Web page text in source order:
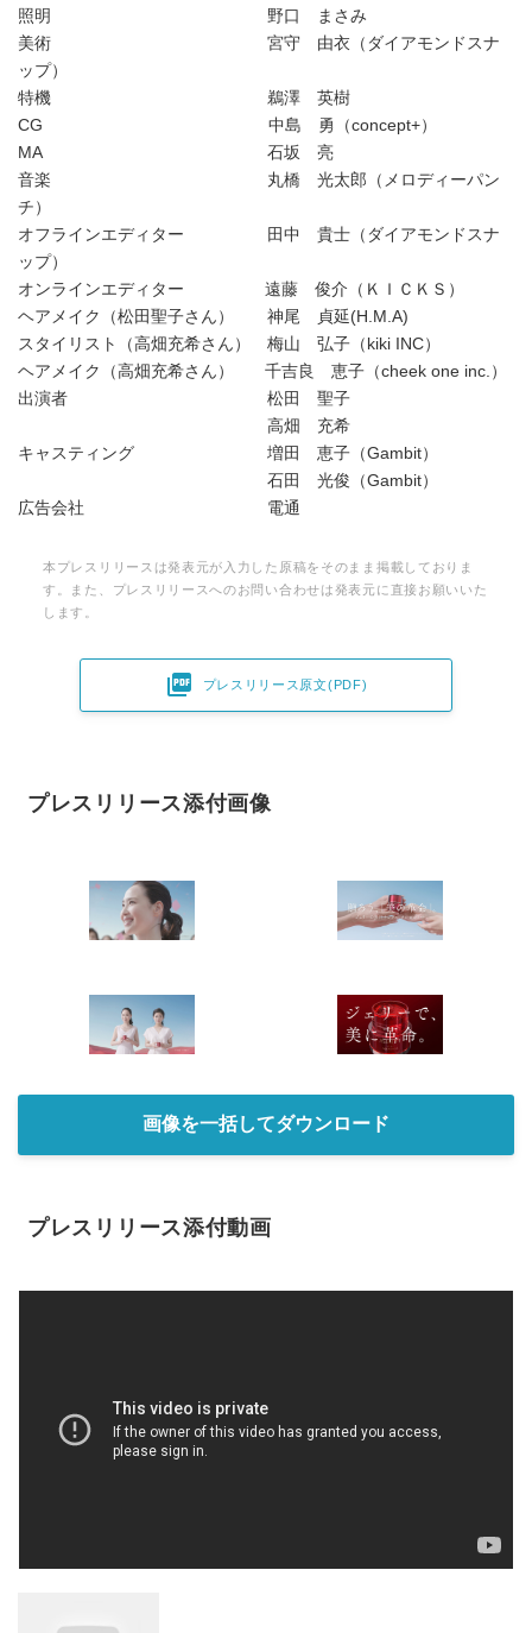
照明 野口 まさみ
美術 宮守 由衣（ダイアモンドスナ
ップ）
特機 鵜澤 英樹
CG 中島 勇（concept+）
MA 石坂 亮
音楽 丸橋 光太郎（メロディーパン
チ）
オフラインエディター 田中 貴士（ダイアモンドスナ
ップ）
オンラインエディター 遠藤 俊介（ＫＩＣＫＳ）
ヘアメイク（松田聖子さん） 神尾 貞延(H.M.A)
スタイリスト（高畑充希さん） 梅山 弘子（kiki INC）
ヘアメイク（高畑充希さん） 千吉良 恵子（cheek one inc.）
出演者 松田 聖子
高畑 充希
キャスティング 増田 恵子（Gambit）
石田 光俊（Gambit）
広告会社 電通
本プレスリリースは発表元が入力した原稿をそのまま掲載しておりま
す。また、プレスリリースへのお問い合わせは発表元に直接お願いいた
します。
 プレスリリース原文(PDF)
プレスリリース添付画像
画像を一括してダウンロード
プレスリリース添付動画